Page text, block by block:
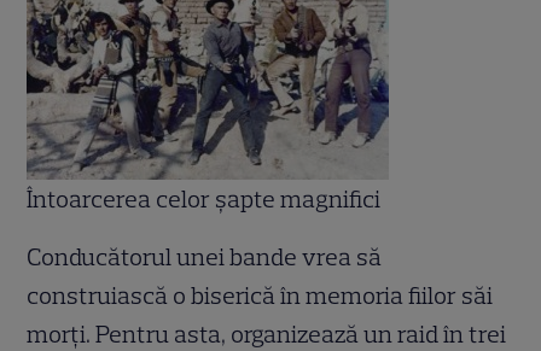
Întoarcerea celor şapte magnifici
Conducătorul unei bande vrea să
construiască o biserică în memoria fiilor săi
morţi. Pentru asta, organizează un raid în trei